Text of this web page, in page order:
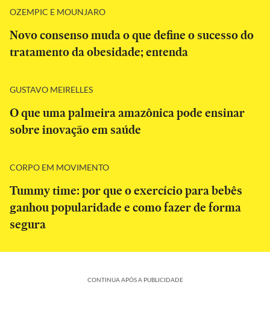
OZEMPIC E MOUNJARO
Novo consenso muda o que define o sucesso do
tratamento da obesidade; entenda
GUSTAVO MEIRELLES
O que uma palmeira amazônica pode ensinar
sobre inovação em saúde
CORPO EM MOVIMENTO
Tummy time: por que o exercício para bebês
ganhou popularidade e como fazer de forma
segura
CONTINUA APÓS A PUBLICIDADE